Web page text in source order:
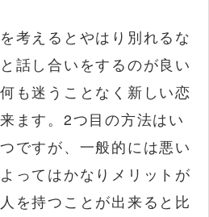
考えるとやはり別れるな
話し合いをするのが良い
も迷うことなく新しい恋
ます。2つ目の方法はい
ですが、一般的には悪い
ってはかなりメリットが
を持つことが出来ると比